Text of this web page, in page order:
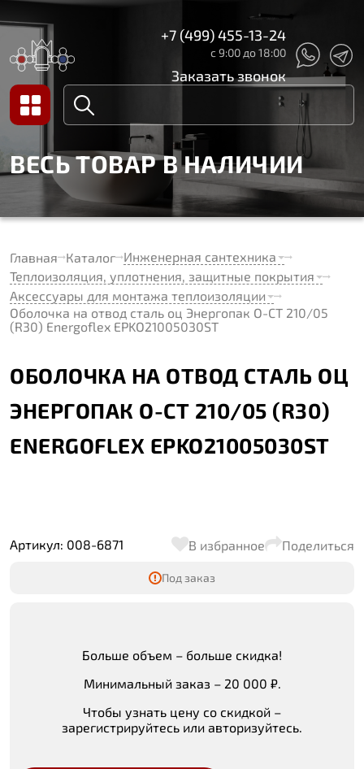
+7 (499) 455-13-24
с 9:00 до 18:00
Заказать звонок
ВЕСЬ ТОВАР В НАЛИЧИИ
Главная Каталог Инженерная сантехника
Теплоизоляция, уплотнения, защитные покрытия
Аксессуары для монтажа теплоизоляции
Оболочка на отвод сталь оц Энергопак О-СТ 210/05
(R30) Energoflex EPKO21005030ST
ОБОЛОЧКА НА ОТВОД СТАЛЬ ОЦ
ЭНЕРГОПАК О-СТ 210/05 (R30)
ENERGOFLEX EPKO21005030ST
Артикул: 008-6871 В избранное Поделиться
Под заказ
Больше объем – больше скидка!
Минимальный заказ – 20 000 ₽.
Чтобы узнать цену со скидкой –
зарегистрируйтесь или авторизуйтесь.